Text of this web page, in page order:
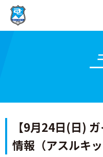
【9月24日(日)
情報（アスルキ